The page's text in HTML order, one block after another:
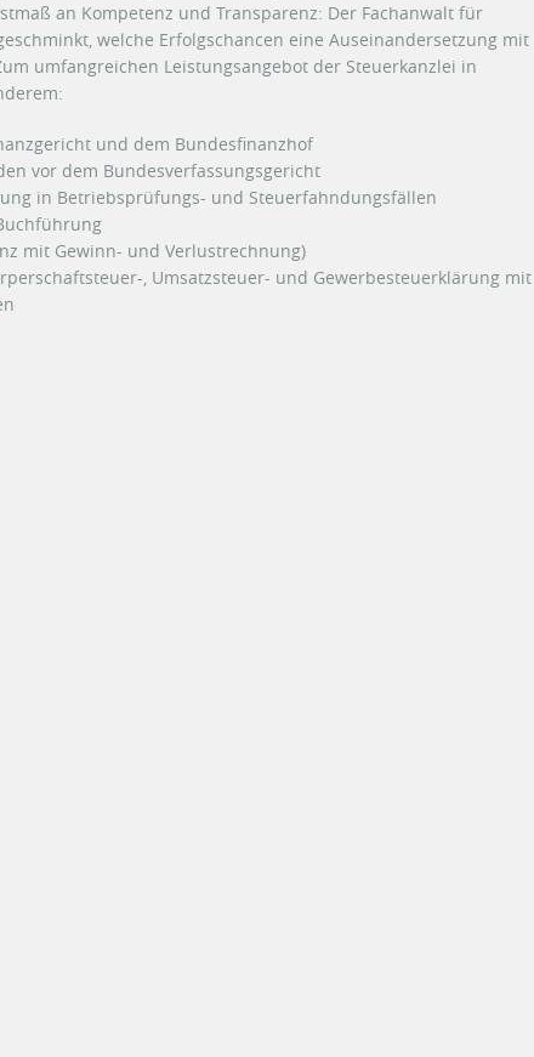
an Kompetenz und Transparenz: Der Fachanwalt für
welche Erfolgschancen eine Auseinandersetzung mit
umfangreichen Leistungsangebot der Steuerkanzlei in
und dem Bundesfinanzhof
vor dem Bundesverfassungsgericht
in Betriebsprüfungs- und Steuerfahndungsfällen
mit Gewinn- und Verlustrechnung)
, Umsatzsteuer- und Gewerbesteuerklärung mit